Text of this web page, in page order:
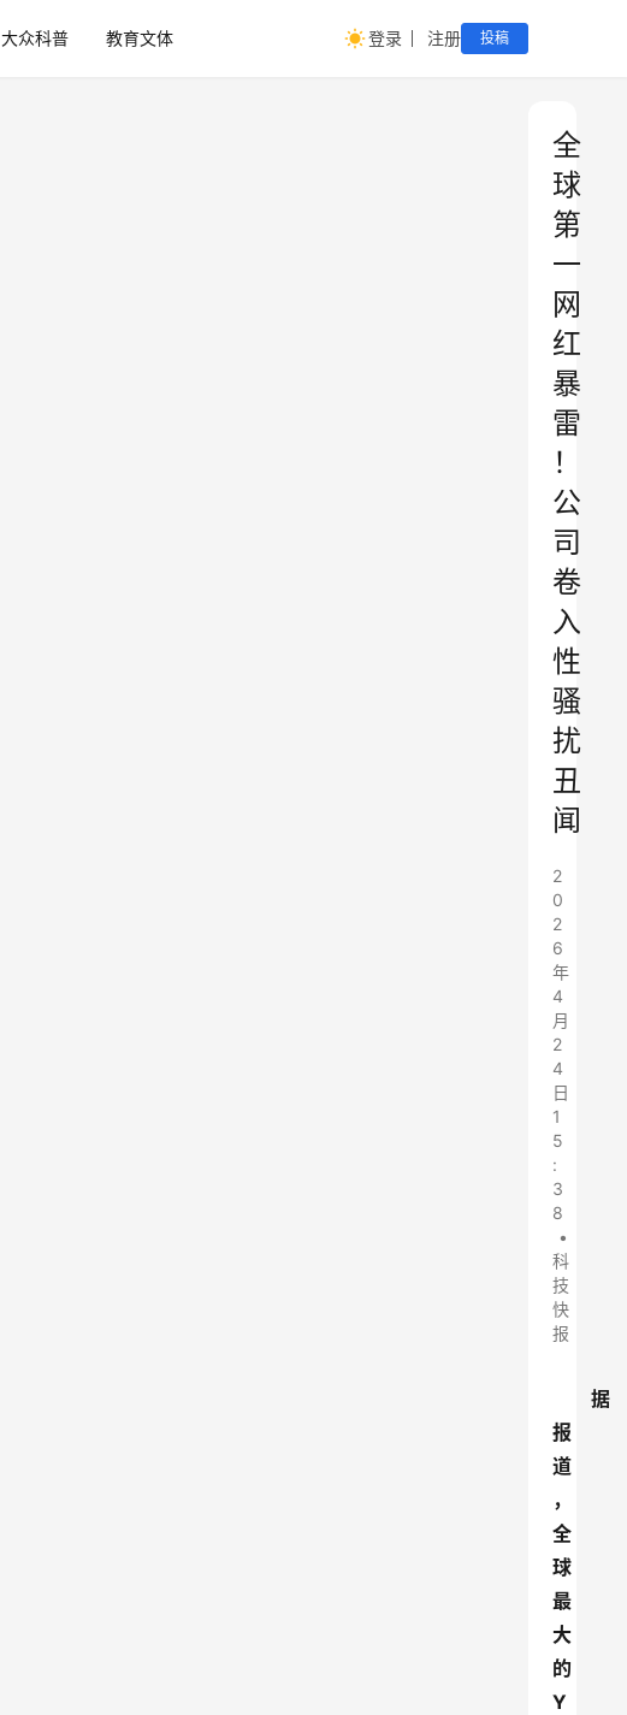
大众科普 教育文体 登录 注册 投稿
全
球
第
一
网
红
暴
雷
！
公
司
卷
入
性
骚
扰
丑
闻
2
0
2
6
年
4
月
2
4
日
1
5
:
3
8
•
科
技
快
报
据
报
道
，
全
球
最
大
的
Y